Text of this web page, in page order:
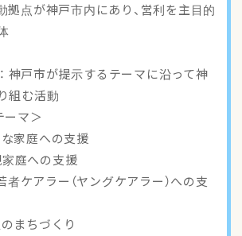
点が神戸市内にあり、営利を主目的
神戸市が提示するテーマに沿って神
組む活動
マ＞
家庭への支援
庭への支援
ケアラー（ヤングケアラー）への支
まちづくり